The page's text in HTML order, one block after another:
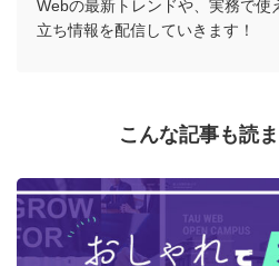
Webの最新トレンドや、実務で使
立ち情報を配信していきます！
こんな記事も読